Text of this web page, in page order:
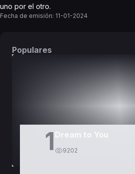
uno por el otro.
Fecha de emisión: 11-01-2024
Populares
1 Dream to You
9202